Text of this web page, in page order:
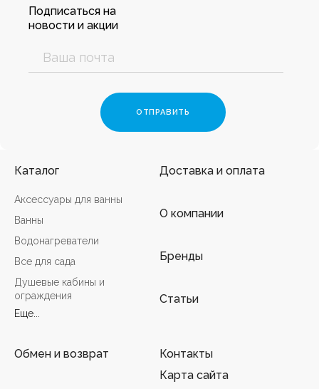
Подписаться на
новости и акции
Каталог
Аксессуары для ванны
Ванны
Водонагреватели
Все для сада
Душевые кабины и
ограждения
Еще...
Доставка и оплата
О компании
Бренды
Статьи
Обмен и возврат
Контакты
Карта сайта